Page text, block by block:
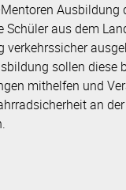
Ausbildung
Schüler aus dem
verkehrssicher
sollen diese
mithelfen und
an